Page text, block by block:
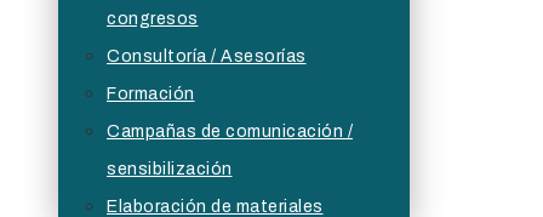
congresos
Consultoría / Asesorías
Formación
Campañas de comunicación /
sensibilización
Elaboración de materiales